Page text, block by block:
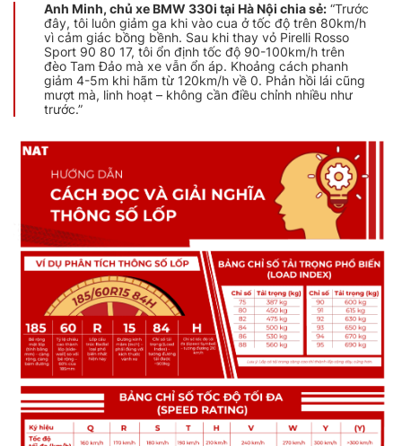
Anh Minh, chủ xe BMW 330i tại Hà Nội chia sẻ:“Trước
đây, tôi luôn giảm ga khi vào cua ở tốc độ trên 80km/h
vì cảm giác bồng bềnh. Sau khi thay vỏ Pirelli Rosso
Sport 90 80 17, tôi ổn định tốc độ 90-100km/h trên
đèo Tam Đảo mà xe vẫn ổn áp. Khoảng cách phanh
giảm 4-5m khi hãm từ 120km/h về 0. Phản hồi lái cũng
mượt mà, linh hoạt – không cần điều chỉnh nhiều như
trước.”